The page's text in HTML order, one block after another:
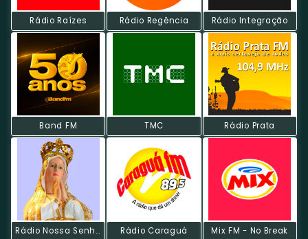
Rádio Raízes Rádio Regência Rádio Integração
Band FM TMC Rádio Prata
Rádio Nossa Senhora De Fátima Rádio Caraguá Mix FM - No Break